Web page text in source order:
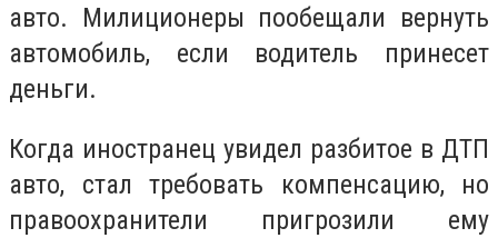
авто. Милиционеры пообещали вернуть
автомобиль, если водитель принесет
деньги.
Когда иностранец увидел разбитое в ДТП
авто, стал требовать компенсацию, но
правоохранители пригрозили ему